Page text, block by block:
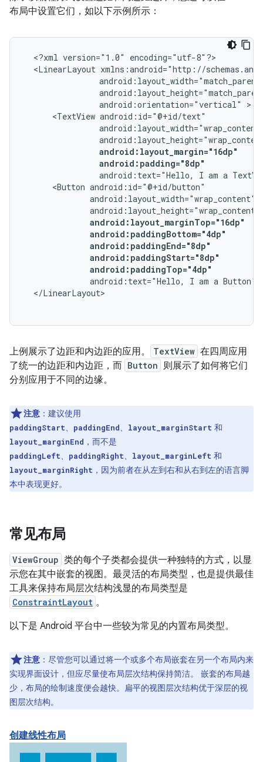
布局中设置它们，如以下示例所示：
<?xml version="1.0"
<LinearLayout
android:orientation="vertical"
<TextView
android:padding="8dp"
android:text="Hello,
I am a
<Button
android:paddingTop="4dp"
android:text="Hello,
I am a Button"
上例展示了边距和内边距的应用。 TextView 在四周应用
了统一的边距和内边距，而 Button 则展示了如何将它们
分别应用于不同的边缘。
注意 ：建议使用
paddingStart、 paddingEnd、 layout_marginStart 和
layout_marginEnd ，而不是
paddingLeft、 paddingRight、 layout_marginLeft 和
layout_marginRight ，因为前者在从左到右和从右到左的语言脚
本中表现更好。
常见布局
ViewGroup 类的每个子类都会提供一种独特的方式，以显
示您在其中嵌套的视图。最灵活的布局类型，也是提供最佳
工具来保持布局层次结构浅显的布局类型是
ConstraintLayout 。
以下是 Android 平台中一些较为常见的内置布局类型。
注意 ：尽管您可以通过将一个或多个布局嵌套在另一个布局内来
实现界面设计，但应尽量使布局层次结构保持简洁。 嵌套的布局越
少，布局的绘制速度便会越快。扁平的视图层次结构优于深层的视
图层次结构。
创建线性布局